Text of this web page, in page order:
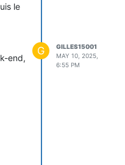
le
end,
G
GILLES15001
MAY 10, 2025,
6:55 PM